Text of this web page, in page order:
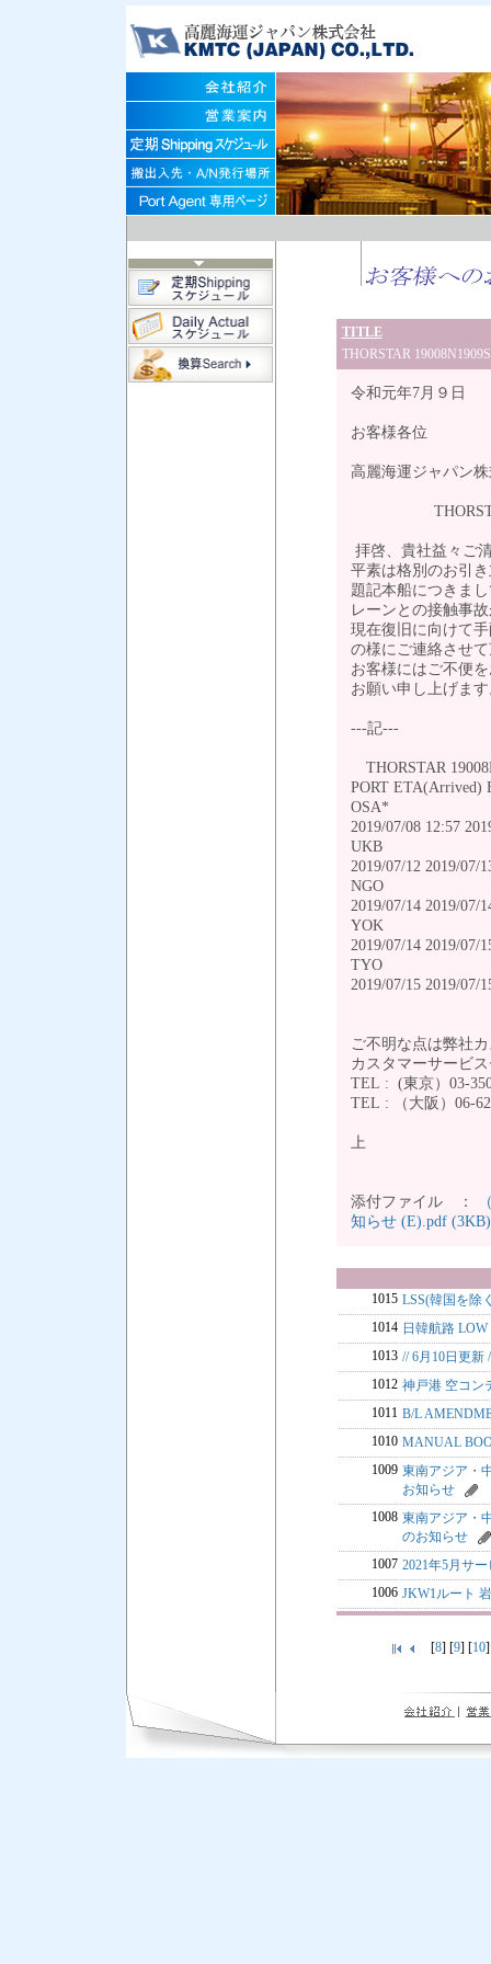
TITLE
THORSTAR
令和元年7月９日
お客様各位
高麗海運ジャパン
THORSTAR
拝啓、貴社益々ご
平素は格別のお引
題記本船につきま
レーンとの接触事
現在復旧に向けて
の様にご連絡させ
お客様にはご不便
お願い申し上げま
---記---
THORSTAR
PORT ETA(Arrived)
OSA*
2019/07/08 12:57
UKB
2019/07/12 2019/07/
NGO
2019/07/14 2019/07/
YOK
2019/07/14 2019/07/
TYO
2019/07/15 2019/07/
ご不明な点は弊社
カスタマーサービ
TEL : (東京）03-
TEL : （大阪）06-
上
添付ファイル ：
知らせ (E).pdf (3KB)
1015 LSS(韓国を除
1014 日韓航路
1013 // 6月10日更新
1012 神戸港 空コン
1011 B/L
1010 MANUAL
1009 東南アジア・
お知らせ
1008 東南アジア・
のお知らせ
1007 2021年5月サ
1006 JKW1ルート
[8] [9] [10